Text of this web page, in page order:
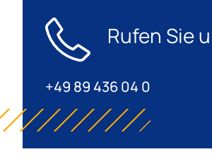
Rufen Sie
+49 89 436 04 0